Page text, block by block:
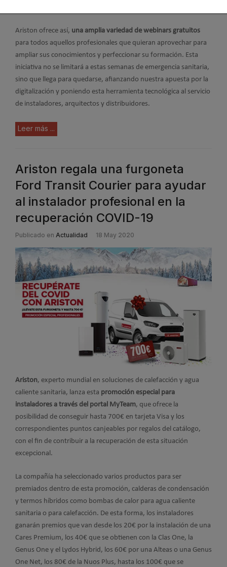
Ariston ofrece así, una amplia variedad de webinars gratuitos
para todos aquellos profesionales que quieran aprovechar para
ampliar sus conocimientos y perfeccionar su formación. Esta
iniciativa no se limitará a estas semanas de emergencia sanitaria,
sino que llega para quedarse, afianzando nuestra apuesta por la
digitalización y poniendo esta herramienta tecnológica al servicio
de instaladores, arquitectos y distribuidores.
Leer más ...
Ariston regala una furgoneta
Ford Transit Courier para ayudar
al instalador profesional en la
recuperación COVID-19
Publicado en Actualidad 18 May 2020
Ariston, experto mundial en soluciones de calefacción y agua
caliente sanitaria, lanza esta promoción especial para
instaladores a través del portal MyTeam, que ofrece la
posibilidad de conseguir hasta 700€ en tarjeta Visa y los
correspondientes puntos canjeables por regalos del catálogo,
con el fin de contribuir a la recuperación de esta situación
excepcional.
La compañía ha seleccionado varios productos para ser
premiados dentro de esta promoción, calderas de condensación
y termos híbridos como bombas de calor para agua caliente
sanitaria o para calefacción. De esta forma, los instaladores
ganarán premios que van desde los 20€ por la instalación de una
Cares Premium, los 40€ que se obtienen con la Clas One, la
Genus One y el Lydos Hybrid, los 60€ por una Alteas o una Genus
One Net, los 80€ de la Nuos Plus, hasta los 100€ que se